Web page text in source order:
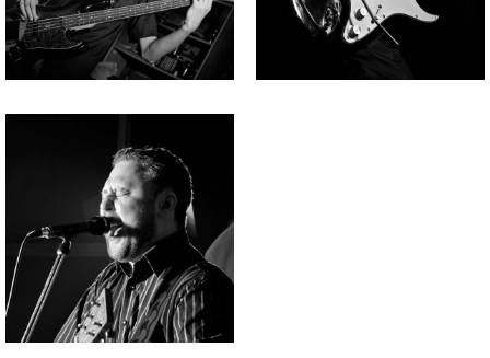
Файл
изображения